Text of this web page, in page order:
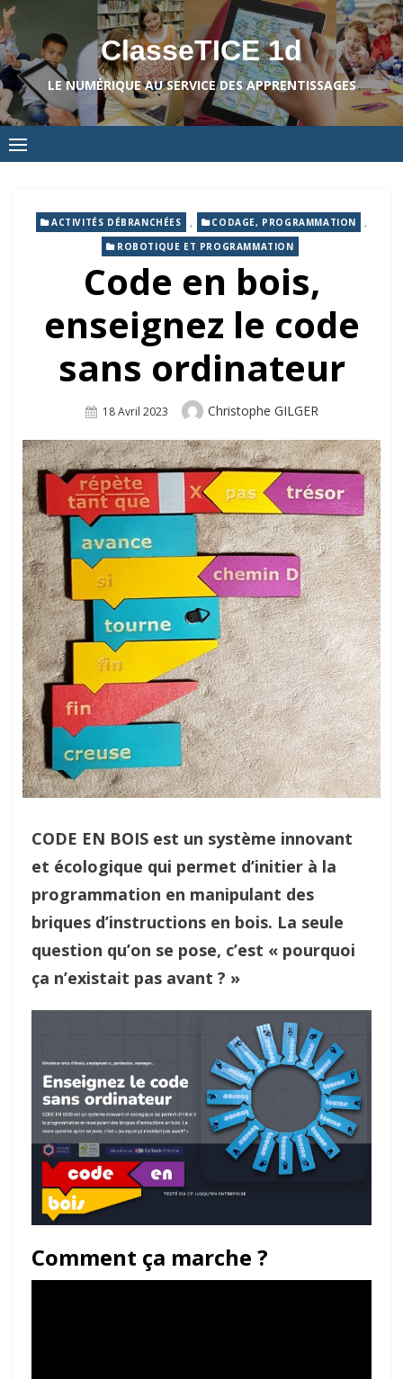
Skip
to
content
ClasseTICE 1d
LE NUMÉRIQUE AU SERVICE DES APPRENTISSAGES
ACTIVITÉS DÉBRANCHÉES , CODAGE, PROGRAMMATION ,
ROBOTIQUE ET PROGRAMMATION
Code en bois,
enseignez le code
sans ordinateur
Posted
18 Avril 2023 Author
Christophe GILGER
CODE EN BOIS est un système innovant
et écologique qui permet d’initier à la
programmation en manipulant des
briques d’instructions en bois. La seule
question qu’on se pose, c’est « pourquoi
ça n’existait pas avant ? »
Comment ça marche ?